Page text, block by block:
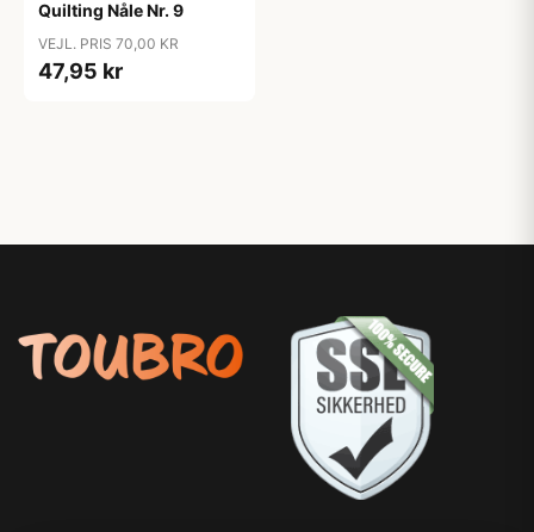
Quilting Nåle Nr. 9
VEJL. PRIS 70,00 KR
47,95 kr